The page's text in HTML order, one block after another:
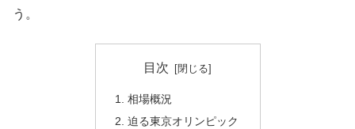
う。
目次
相場概況
迫る東京オリンピック